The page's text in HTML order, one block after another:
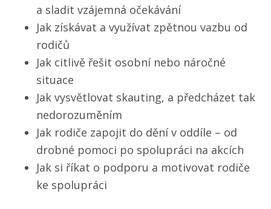
a sladit vzájemná očekávání
Jak získávat a využívat zpětnou vazbu od
rodičů
Jak citlivě řešit osobní nebo náročné
situace
Jak vysvětlovat skauting, a předcházet tak
nedorozuměním
Jak rodiče zapojit do dění v oddíle – od
drobné pomoci po spolupráci na akcích
Jak si říkat o podporu a motivovat rodiče
ke spolupráci